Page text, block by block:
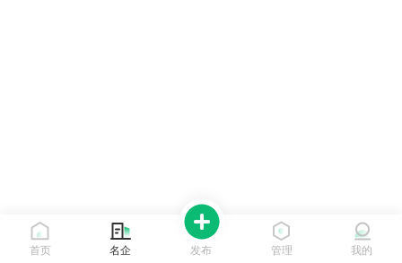
首页 名企 发布 管理 我的